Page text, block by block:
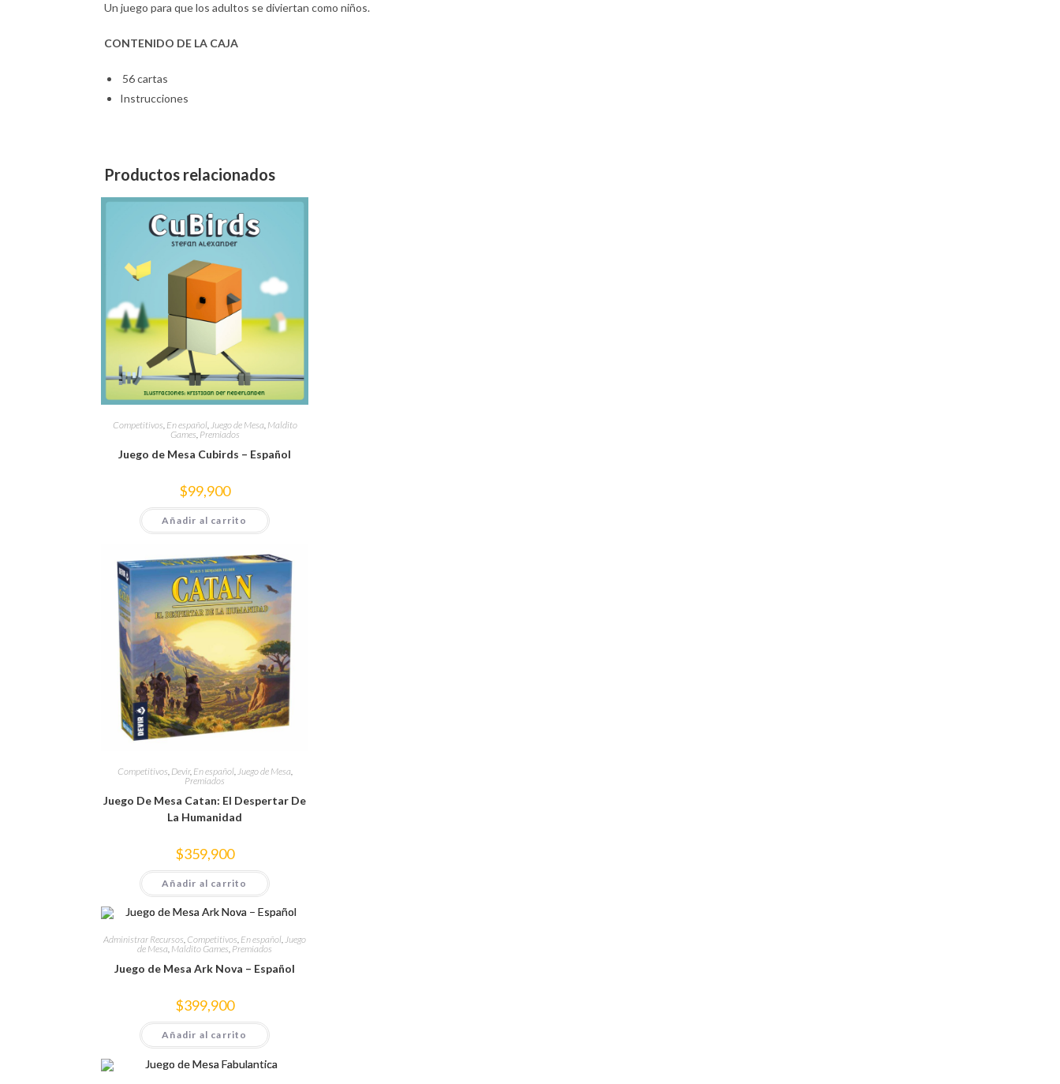
Un juego para que los adultos se diviertan como niños.
CONTENIDO DE LA CAJA
56 cartas
Instrucciones
Productos relacionados
Competitivos En español, Juego de Mesa Maldito
Games Premiados
Juego de Mesa Cubirds – Español
$99,900
Añadir al carrito
Competitivos Devir, En español, Juego de Mesa
Premiados
Juego De Mesa Catan: El Despertar De
La Humanidad
$359,900
Añadir al carrito
Administrar Recursos, Competitivos, En español,Juego
de Mesa, Maldito Games, Premiados
Juego de Mesa Ark Nova – Español
$399,900
Añadir al carrito